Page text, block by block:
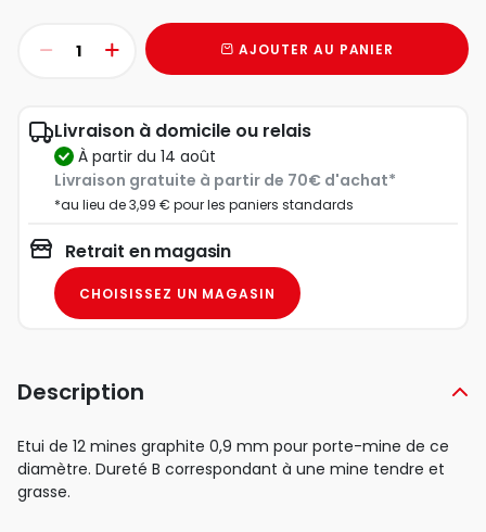
AJOUTER AU PANIER
Livraison à domicile ou relais
à partir du 14 août
Livraison gratuite à partir de 70€ d'achat*
*au lieu de 3,99 € pour les paniers standards
Retrait en magasin
CHOISISSEZ UN MAGASIN
Description
Etui de 12 mines graphite 0,9 mm pour porte-mine de ce
diamètre. Dureté B correspondant à une mine tendre et
grasse.